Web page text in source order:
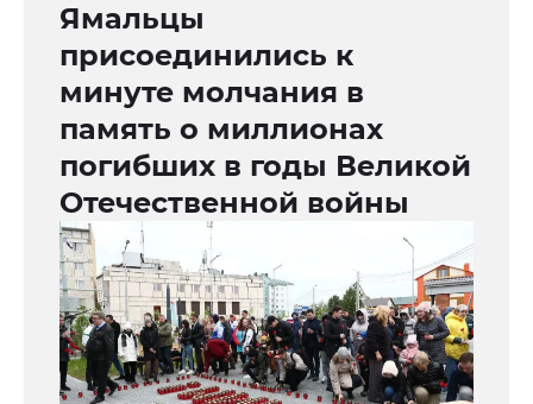
Ямальцы
присоединились к
минуте молчания в
память о миллионах
погибших в годы Великой
Отечественной войны